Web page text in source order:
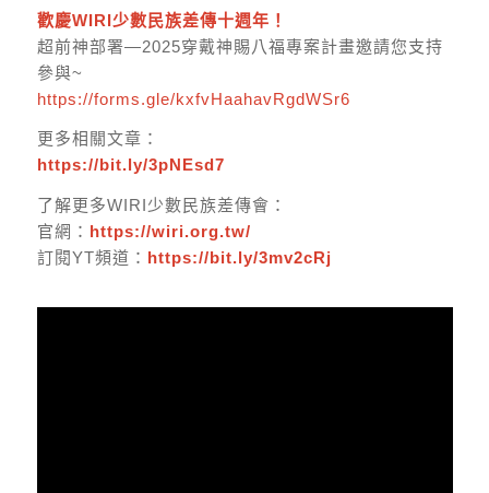
歡慶WIRI少數民族差傳十週年！
超前神部署—2025穿戴神賜八福專案計畫邀請您支持
參與~
https://forms.gle/kxfvHaahavRgdWSr6
更多相關文章：
https://bit.ly/3pNEsd7
了解更多WIRI少數民族差傳會：
官網： https://wiri.org.tw/
訂閱YT頻道： https://bit.ly/3mv2cRj